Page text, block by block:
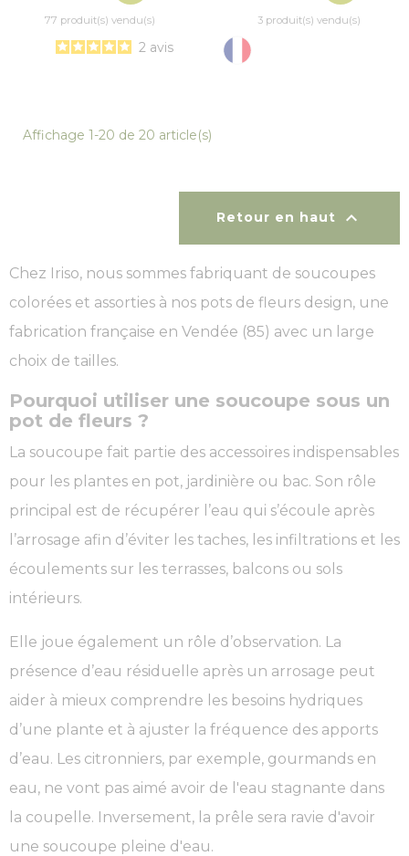
77 produit(s) vendu(s)
2 avis
3 produit(s) vendu(s)
Affichage 1-20 de 20 article(s)
Retour en haut 
Chez Iriso, nous sommes fabriquant de soucoupes
colorées et assorties à nos pots de fleurs design, une
fabrication française en Vendée (85) avec un large
choix de tailles.
Pourquoi utiliser une soucoupe sous un
pot de fleurs ?
La soucoupe fait partie des accessoires indispensables
pour les plantes en pot, jardinière ou bac. Son rôle
principal est de récupérer l’eau qui s’écoule après
l’arrosage afin d’éviter les taches, les infiltrations et les
écoulements sur les terrasses, balcons ou sols
intérieurs.
Elle joue également un rôle d’observation. La
présence d’eau résiduelle après un arrosage peut
aider à mieux comprendre les besoins hydriques
d’une plante et à ajuster la fréquence des apports
d’eau. Les citronniers, par exemple, gourmands en
eau, ne vont pas aimé avoir de l'eau stagnante dans
la coupelle. Inversement, la prêle sera ravie d'avoir
une soucoupe pleine d'eau.